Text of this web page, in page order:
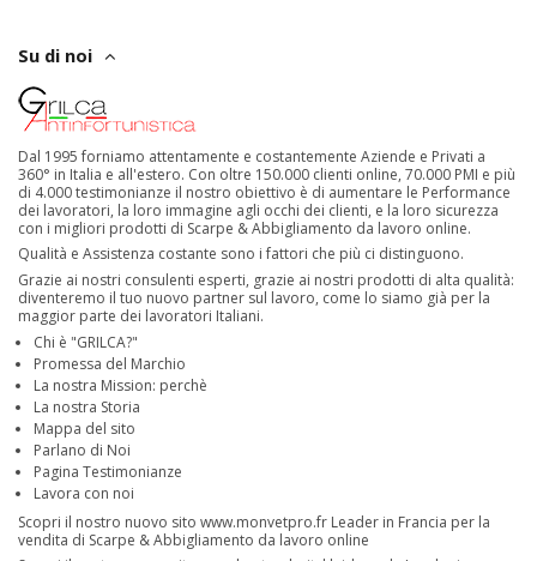
Su di noi
Dal 1995 forniamo attentamente e costantemente Aziende e Privati a
360° in Italia e all'estero. Con oltre 150.000 clienti online, 70.000 PMI e più
di 4.000 testimonianze il nostro obiettivo è di aumentare le Performance
dei lavoratori, la loro immagine agli occhi dei clienti, e la loro sicurezza
con i migliori prodotti di Scarpe & Abbigliamento da lavoro online.
Qualità e Assistenza costante sono i fattori che più ci distinguono.
Grazie ai nostri consulenti esperti, grazie ai nostri prodotti di alta qualità:
diventeremo il tuo nuovo partner sul lavoro, come lo siamo già per la
maggior parte dei lavoratori Italiani.
Chi è "GRILCA?"
Promessa del Marchio
La nostra Mission: perchè
La nostra Storia
Mappa del sito
Parlano di Noi
Pagina Testimonianze
Lavora con noi
Scopri il nostro nuovo sito www.monvetpro.fr Leader in Francia per la
vendita di Scarpe & Abbigliamento da lavoro online